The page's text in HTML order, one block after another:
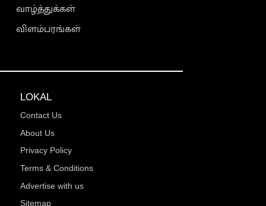
வாழ்த்துக்கள்
விளம்பரங்கள்
LOKAL
Contact Us
About Us
Privacy Policy
Terms & Conditions
Advertise with us
Sitemap